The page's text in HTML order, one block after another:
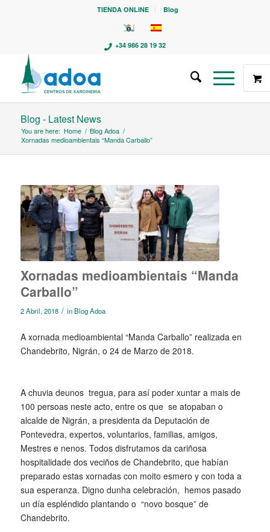
TIENDA ONLINE Blog
+34 986 28 19 32
Blog - Latest News
You are here: Home / Blog Adoa /
Xornadas medioambientais “Manda Carballo”
Xornadas medioambientais “Manda
Carballo”
2 Abril, 2018 / inBlog Adoa
A xornada medioambiental “Manda Carballo” realizada en
Chandebrito, Nigrán, o 24 de Marzo de 2018.
A chuvia deunos tregua, para así poder xuntar a mais de
100 persoas neste acto, entre os que se atopaban o
alcalde de Nigrán, a presidenta da Deputación de
Pontevedra, expertos, voluntarios, familias, amigos,
Mestres e nenos. Todos disfrutamos da cariñosa
hospitalidade dos veciños de Chandebrito, que habían
preparado estas xornadas con moito esmero y con toda a
sua esperanza. Digno dunha celebración, hemos pasado
un día espléndido plantando o “novo bosque” de
Chandebrito.